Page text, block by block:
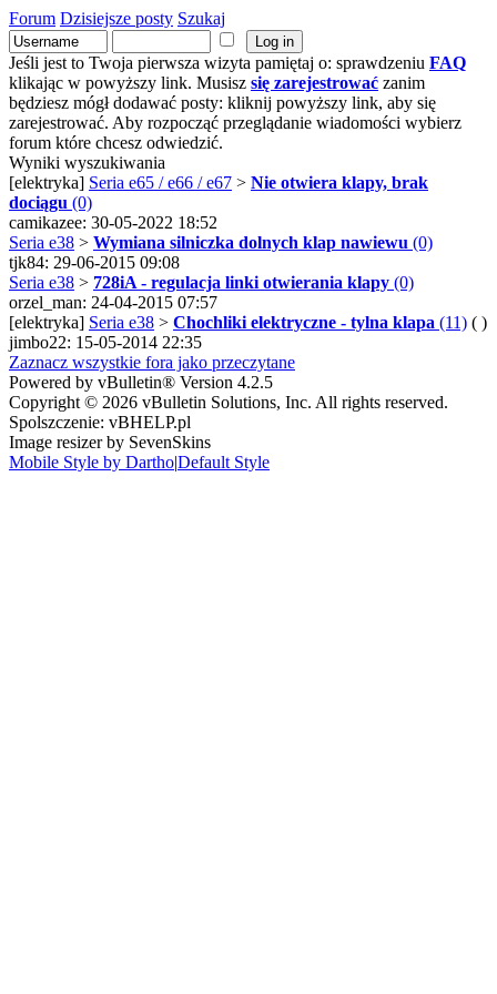
Forum Dzisiejsze posty Szukaj
Jeśli jest to Twoja pierwsza wizyta pamiętaj o: sprawdzeniu FAQ
klikając w powyższy link. Musisz się zarejestrować zanim
będziesz mógł dodawać posty: kliknij powyższy link, aby się
zarejestrować. Aby rozpocząć przeglądanie wiadomości wybierz
forum które chcesz odwiedzić.
Wyniki wyszukiwania
[elektryka] Seria e65 / e66 / e67 > Nie otwiera klapy, brak
dociągu (0)
camikazee: 30-05-2022 18:52
Seria e38 > Wymiana silniczka dolnych klap nawiewu (0)
tjk84: 29-06-2015 09:08
Seria e38 > 728iA - regulacja linki otwierania klapy (0)
orzel_man: 24-04-2015 07:57
[elektryka] Seria e38 > Chochliki elektryczne - tylna klapa (11) ( )
jimbo22: 15-05-2014 22:35
Zaznacz wszystkie fora jako przeczytane
Powered by vBulletin® Version 4.2.5
Copyright © 2026 vBulletin Solutions, Inc. All rights reserved.
Spolszczenie: vBHELP.pl
Image resizer by SevenSkins
Mobile Style by Dartho|Default Style